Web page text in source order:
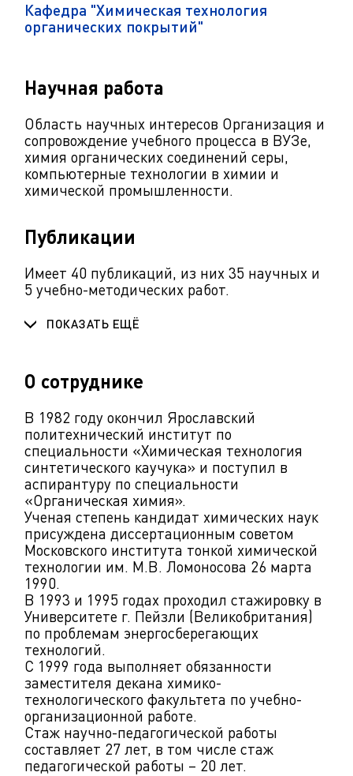
Кафедра "Химическая технология
органических покрытий"
Научная работа
Область научных интересов Организация и
сопровождение учебного процесса в ВУЗе,
химия органических соединений серы,
компьютерные технологии в химии и
химической промышленности.
Публикации
Имеет 40 публикаций, из них 35 научных и
5 учебно-методических работ.
ПОКАЗАТЬ ЕЩЁ
О сотруднике
В 1982 году окончил Ярославский
политехнический институт по
специальности «Химическая технология
синтетического каучука» и поступил в
аспирантуру по специальности
«Органическая химия».
Ученая степень кандидат химических наук
присуждена диссертационным советом
Московского института тонкой химической
технологии им. М.В. Ломоносова 26 марта
1990.
В 1993 и 1995 годах проходил стажировку в
Университете г. Пейзли (Великобритания)
по проблемам энергосберегающих
технологий.
С 1999 года выполняет обязанности
заместителя декана химико-
технологического факультета по учебно-
организационной работе.
Стаж научно-педагогической работы
составляет 27 лет, в том числе стаж
педагогической работы – 20 лет.